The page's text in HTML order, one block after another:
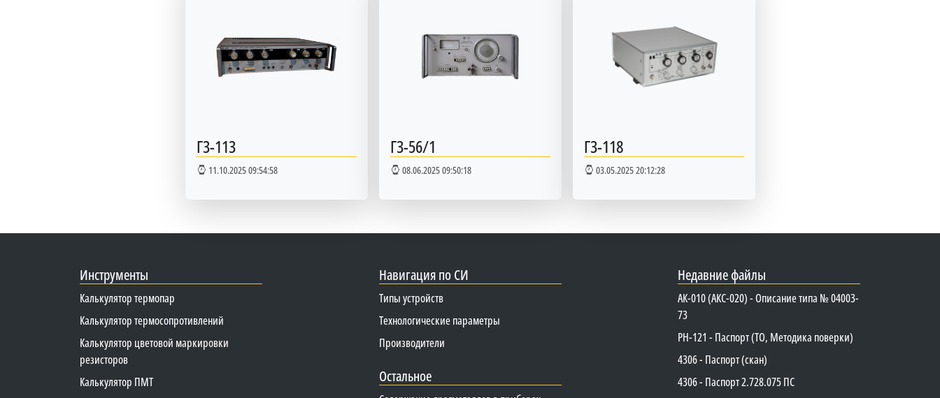
Г3-113
11.10.2025 09:54:58
Г3-56/1
08.06.2025 09:50:18
Г3-118
03.05.2025 20:12:28
Инструменты
Калькулятор термопар
Калькулятор термосопротивлений
Калькулятор цветовой маркировки
резисторов
Калькулятор ПМТ
Навигация по СИ
Типы устройств
Технологические параметры
Производители
Остальное
Недавние файлы
АК-010 (АКС-020) - Описание типа № 04003-
73
PH-121 - Паспорт (ТО, Методика поверки)
4306 - Паспорт (скан)
4306 - Паспорт 2.728.075 ПС